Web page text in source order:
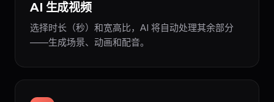
AI 生成视频
选择时长（秒）和宽高比，AI 将自动处理其余部分
——生成场景、动画和配音。